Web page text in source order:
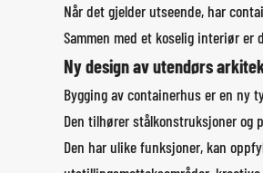
Når det gjelder utseende, har
Sammen med et koselig interiør er
Ny design av utendørs
Bygging av containerhus er en ny
Den tilhører stålkonstruksjoner og
Den har ulike funksjoner, kan